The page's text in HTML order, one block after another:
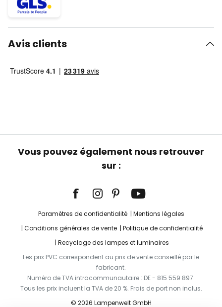
Avis clients
Vous pouvez également nous retrouver
sur :
Paramètres de confidentialité
Mentions légales
Conditions générales de vente
Politique de confidentialité
Recyclage des lampes et luminaires
Les prix PVC correspondent au prix de vente conseillé par le
fabricant.
Numéro de TVA intracommunautaire : DE - 815 559 897.
Tous les prix incluent la TVA de 20 %. Frais de port non inclus.
© 2026 Lampenwelt GmbH